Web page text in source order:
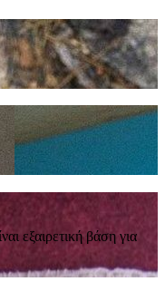
εξαιρετική βάση για